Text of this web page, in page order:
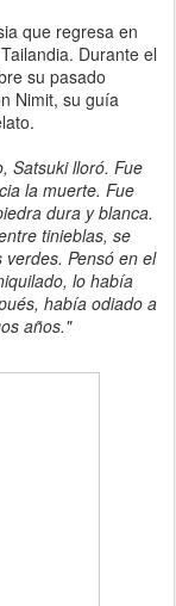
que regresa en
Durante el
su pasado
Nimit, su guía
Satsuki lloró. Fue
la muerte. Fue
dura y blanca.
tinieblas, se
Pensó en el
lo había
había odiado a
años."